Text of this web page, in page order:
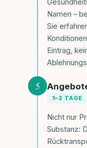
Namen –
Sie
Eintrag,
5
1–2 TAGE
Nicht nur
Substanz: